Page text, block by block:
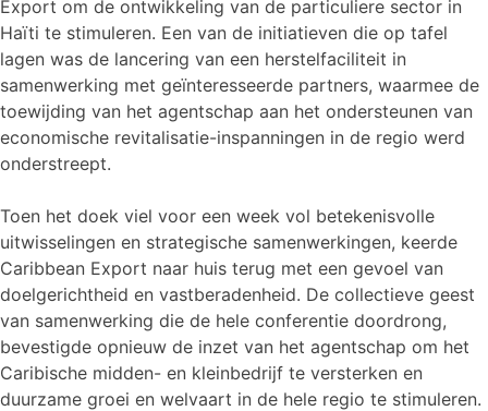
Export om de ontwikkeling van de particuliere sector in
Haïti te stimuleren. Een van de initiatieven die op tafel
lagen was de lancering van een herstelfaciliteit in
samenwerking met geïnteresseerde partners, waarmee de
toewijding van het agentschap aan het ondersteunen van
economische revitalisatie-inspanningen in de regio werd
onderstreept.
Toen het doek viel voor een week vol betekenisvolle
uitwisselingen en strategische samenwerkingen, keerde
Caribbean Export naar huis terug met een gevoel van
doelgerichtheid en vastberadenheid. De collectieve geest
van samenwerking die de hele conferentie doordrong,
bevestigde opnieuw de inzet van het agentschap om het
Caribische midden- en kleinbedrijf te versterken en
duurzame groei en welvaart in de hele regio te stimuleren.